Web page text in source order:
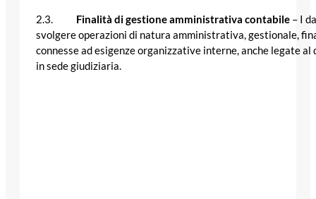
2.3. Finalità di gestione amministrativa contabile – I
svolgere operazioni di natura amministrativa, gestionale,
connesse ad esigenze organizzative interne, anche legate
in sede giudiziaria.